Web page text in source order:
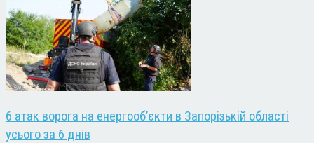
6 атак ворога на енергооб’єкти в Запорізькій області
усього за 6 днів